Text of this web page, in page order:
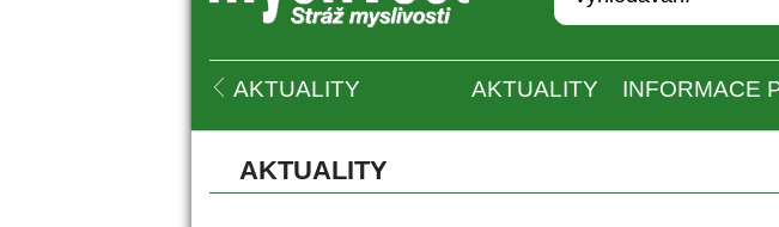
AKTUALITY AKTUALITY INFORMACE
AKTUALITY